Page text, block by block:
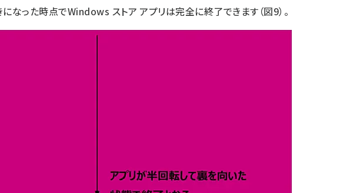
なった時点でWindows ストア アプリは完全に終了できます（図9）。